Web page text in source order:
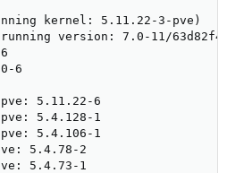
kernel: 5.11.22-3-pve)
version: 7.0-11/
6
5.11.22-6
5.4.128-1
5.4.106-1
5.4.78-2
5.4.73-1